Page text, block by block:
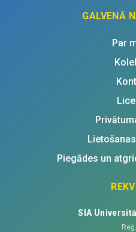
GALVENĀ
Par
Piegādes un
SIA